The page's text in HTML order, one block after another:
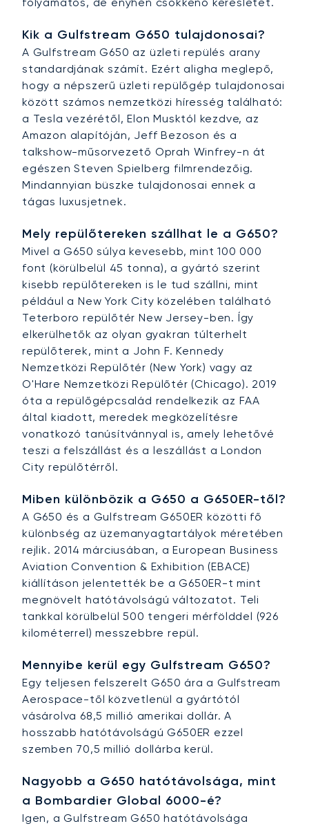
folyamatos, de enyhén csökkenő keresletet.
Kik a Gulfstream G650 tulajdonosai?
A Gulfstream G650 az üzleti repülés arany
standardjának számít. Ezért aligha meglepő,
hogy a népszerű üzleti repülőgép tulajdonosai
között számos nemzetközi híresség található:
a Tesla vezérétől, Elon Musktól kezdve, az
Amazon alapítóján, Jeff Bezoson és a
talkshow-műsorvezető Oprah Winfrey-n át
egészen Steven Spielberg filmrendezőig.
Mindannyian büszke tulajdonosai ennek a
tágas luxusjetnek.
Mely repülőtereken szállhat le a G650?
Mivel a G650 súlya kevesebb, mint 100 000
font (körülbelül 45 tonna), a gyártó szerint
kisebb repülőtereken is le tud szállni, mint
például a New York City közelében található
Teterboro repülőtér New Jersey-ben. Így
elkerülhetők az olyan gyakran túlterhelt
repülőterek, mint a John F. Kennedy
Nemzetközi Repülőtér (New York) vagy az
O'Hare Nemzetközi Repülőtér (Chicago). 2019
óta a repülőgépcsalád rendelkezik az FAA
által kiadott, meredek megközelítésre
vonatkozó tanúsítvánnyal is, amely lehetővé
teszi a felszállást és a leszállást a London
City repülőtérről.
Miben különbözik a G650 a G650ER-től?
A G650 és a Gulfstream G650ER közötti fő
különbség az üzemanyagtartályok méretében
rejlik. 2014 márciusában, a European Business
Aviation Convention & Exhibition (EBACE)
kiállításon jelentették be a G650ER-t mint
megnövelt hatótávolságú változatot. Teli
tankkal körülbelül 500 tengeri mérfölddel (926
kilométerrel) messzebbre repül.
Mennyibe kerül egy Gulfstream G650?
Egy teljesen felszerelt G650 ára a Gulfstream
Aerospace-től közvetlenül a gyártótól
vásárolva 68,5 millió amerikai dollár. A
hosszabb hatótávolságú G650ER ezzel
szemben 70,5 millió dollárba kerül.
Nagyobb a G650 hatótávolsága, mint
a Bombardier Global 6000-é?
Igen, a Gulfstream G650 hatótávolsága